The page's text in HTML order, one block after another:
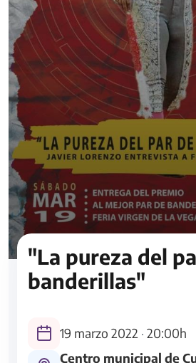
"La pureza del
banderillas"
19 marzo 2022 · 20:00h
Centro municipal de